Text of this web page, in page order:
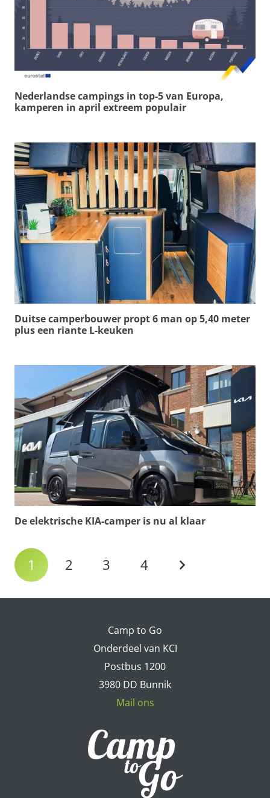
Nederlandse campings in top-5 van Europa,
kamperen in april extreem populair
Duitse camperbouwer propt 6 man op 5,40 meter
plus een riante L-keuken
De elektrische KIA-camper is nu al klaar
1 2 3 4
Camp to Go
Onderdeel van KCI
Postbus 1200
3980 DD Bunnik
Mail ons